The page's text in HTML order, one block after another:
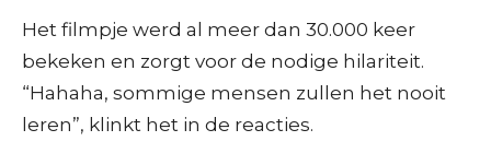
Het filmpje werd al meer dan 30.000 keer
bekeken en zorgt voor de nodige hilariteit.
“Hahaha, sommige mensen zullen het nooit
leren”, klinkt het in de reacties.